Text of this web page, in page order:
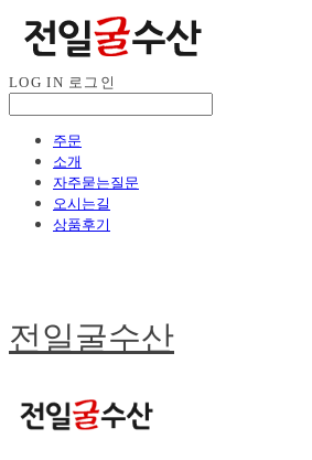
LOG IN 로그인
주문
소개
자주묻는질문
오시는길
상품후기
전일굴수산